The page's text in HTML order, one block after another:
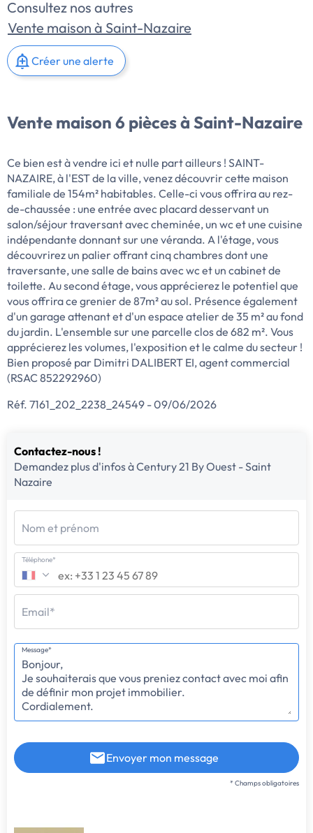
Consultez nos autres
Vente maison à Saint-Nazaire
Créer une alerte
Vente maison 6 pièces à Saint-Nazaire
Ce bien est à vendre ici et nulle part ailleurs ! SAINT-
NAZAIRE, à l'EST de la ville, venez découvrir cette maison
familiale de 154m² habitables. Celle-ci vous offrira au rez-
de-chaussée : une entrée avec placard desservant un
salon/séjour traversant avec cheminée, un wc et une cuisine
indépendante donnant sur une véranda. A l'étage, vous
découvrirez un palier offrant cinq chambres dont une
traversante, une salle de bains avec wc et un cabinet de
toilette. Au second étage, vous apprécierez le potentiel que
vous offrira ce grenier de 87m² au sol. Présence également
d'un garage attenant et d'un espace atelier de 35 m² au fond
du jardin. L'ensemble sur une parcelle clos de 682 m². Vous
apprécierez les volumes, l'exposition et le calme du secteur !
Bien proposé par Dimitri DALIBERT EI, agent commercial
(RSAC 852292960)
Réf. 7161_202_2238_24549 - 09/06/2026
Contactez-nous !
Demandez plus d'infos à Century 21 By Ouest - Saint
Nazaire
Nom et prénom
Téléphone*
Email*
Message*
Envoyer mon message
* Champs obligatoires